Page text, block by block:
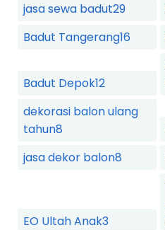
jasa sewa badut29
Badut Tangerang16
Badut Depok12
dekorasi balon ulang
tahun8
jasa dekor balon8
EO Ultah Anak3